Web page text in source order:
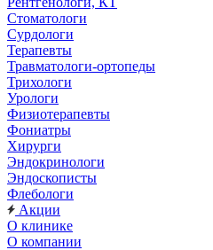
Стоматологи
Сурдологи
Терапевты
Травматологи-ортопеды
Трихологи
Урологи
Физиотерапевты
Фониатры
Хирурги
Эндокринологи
Эндоскописты
Флебологи
Акции
О клинике
О компании